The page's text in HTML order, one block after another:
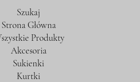
Szukaj
Strona Główna
Produkty
Akcesoria
Sukienki
Kurtki